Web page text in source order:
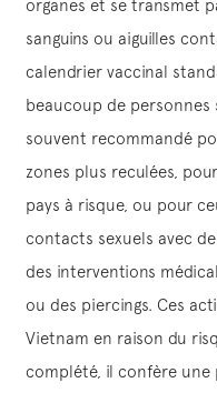
organes et se transmet
sanguins ou aiguilles
calendrier vaccinal
beaucoup de personnes
souvent recommandé
zones plus reculées,
pays à risque, ou pour
contacts sexuels avec
des interventions
ou des piercings. Ces
Vietnam en raison du
complété, il confère une